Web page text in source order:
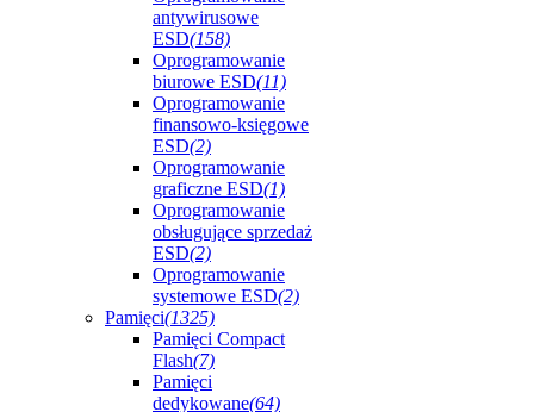
antywirusowe
ESD(158)
Oprogramowanie
biurowe ESD(11)
Oprogramowanie
finansowo-księgowe
ESD(2)
Oprogramowanie
graficzne ESD(1)
Oprogramowanie
obsługujące sprzedaż
ESD(2)
Oprogramowanie
systemowe ESD(2)
Pamięci(1325)
Pamięci Compact
Flash(7)
Pamięci
dedykowane(64)